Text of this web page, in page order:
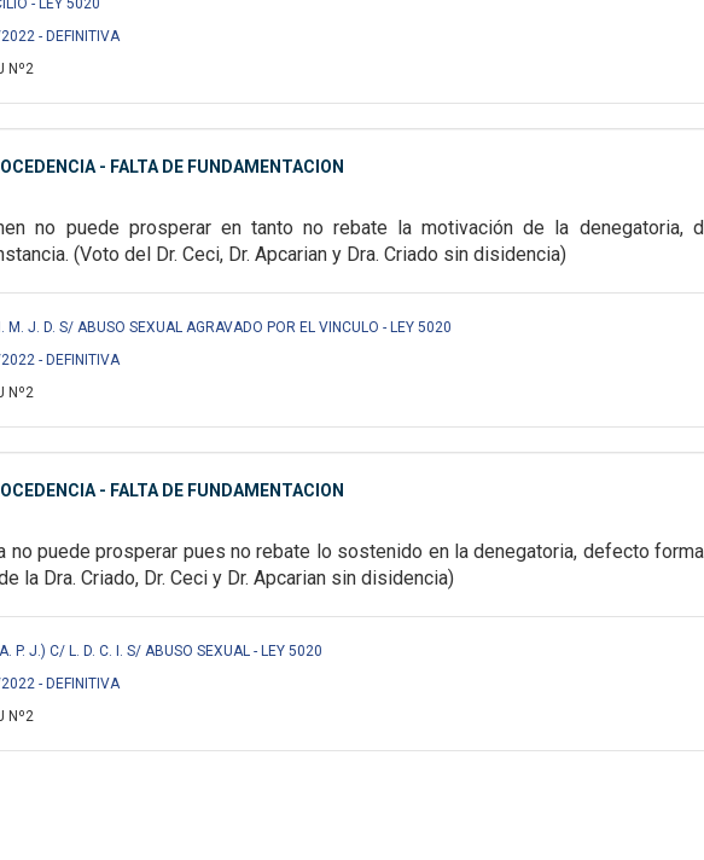
- LEY 5020
- DEFINITIVA
Nº2
- FALTA DE FUNDAMENTACION
no puede prosperar en tanto no rebate la motivación de la denegatoria,
(Voto del Dr. Ceci, Dr. Apcarian y Dra. Criado sin disidencia)
M. J. D. S/ ABUSO SEXUAL AGRAVADO POR EL VINCULO - LEY 5020
- DEFINITIVA
Nº2
- FALTA DE FUNDAMENTACION
no puede prosperar pues no rebate lo sostenido en la denegatoria, defecto
la Dra. Criado, Dr. Ceci y Dr. Apcarian sin disidencia)
P. J.) C/ L. D. C. I. S/ ABUSO SEXUAL - LEY 5020
- DEFINITIVA
Nº2